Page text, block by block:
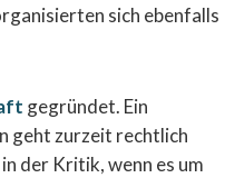
sich ebenfalls
gegründet. Ein
geht zurzeit rechtlich
der Kritik, wenn es um